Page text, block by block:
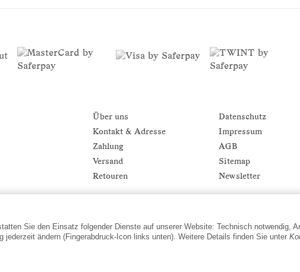
Über uns
Kontakt & Adresse
Zahlung
Versand
Retouren
Datenschutz
Impressum
AGB
Sitemap
Newsletter
Sie den Einsatz folgender Dienste auf unserer Website: Technisch notwendig,
jederzeit ändern (Fingerabdruck-Icon links unten). Weitere Details finden Sie unter